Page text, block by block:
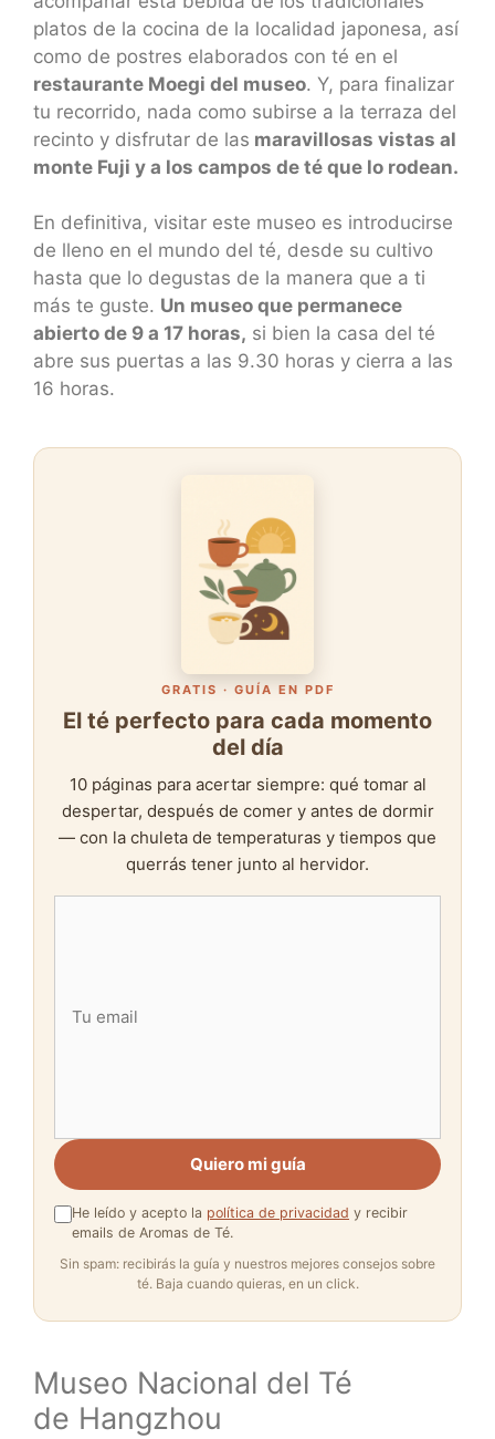
platos de la cocina de la localidad japonesa, así
como de postres elaborados con té en el
restaurante Moegi del museo. Y, para finalizar
tu recorrido, nada como subirse a la terraza del
recinto y disfrutar de las maravillosas vistas al
monte Fuji y a los campos de té que lo rodean.
En definitiva, visitar este museo es introducirse
de lleno en el mundo del té, desde su cultivo
hasta que lo degustas de la manera que a ti
más te guste. Un museo que permanece
abierto de 9 a 17 horas, si bien la casa del té
abre sus puertas a las 9.30 horas y cierra a las
16 horas.
GRATIS · GUÍA EN PDF
El té perfecto para cada momento
del día
10 páginas para acertar siempre: qué tomar al
despertar, después de comer y antes de dormir
— con la chuleta de temperaturas y tiempos que
querrás tener junto al hervidor.
Quiero mi guía
He leído y acepto la política de privacidad y recibir
emails de Aromas de Té.
Sin spam: recibirás la guía y nuestros mejores consejos sobre
té. Baja cuando quieras, en un click.
Museo Nacional del Té
de Hangzhou